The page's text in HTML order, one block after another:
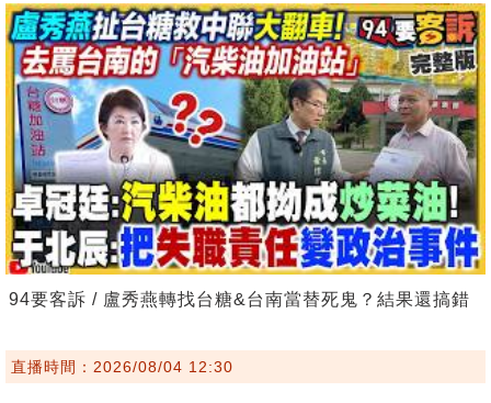
94要客訴 / 盧秀燕轉找台糖&台南當替死鬼？結果還搞錯
直播時間：2026/08/04 12:30